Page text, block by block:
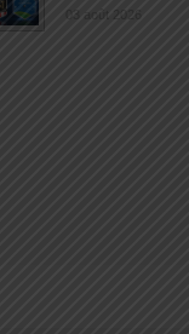
03 août 2026